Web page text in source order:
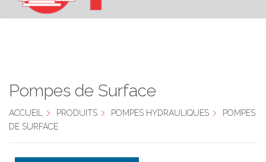
Pompes de Surface
ACCUEIL PRODUITS POMPES HYDRAULIQUES
POMPES
DE SURFACE